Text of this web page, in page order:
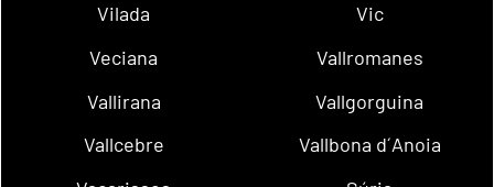
Vilada
Vic
Veciana
Vallromanes
Vallirana
Vallgorguina
Vallcebre
Vallbona d´Anoia